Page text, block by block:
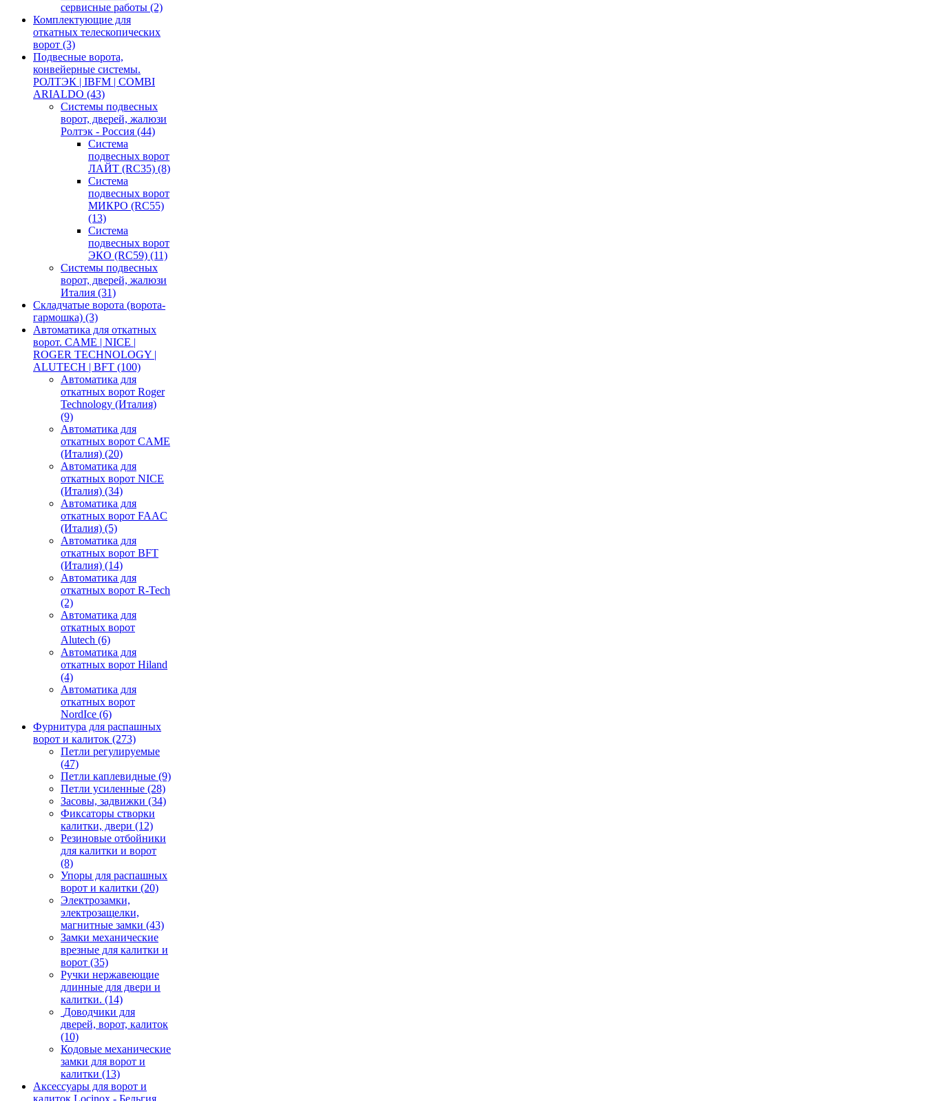
сервисные работы (2)
Комплектующие для
откатных телескопических
ворот (3)
Подвесные ворота,
конвейерные системы.
РОЛТЭК | IBFM | COMBI
ARIALDO (43)
Системы подвесных
ворот, дверей, жалюзи
Ролтэк - Россия (44)
Система
подвесных ворот
ЛАЙТ (RC35) (8)
Система
подвесных ворот
МИКРО (RC55)
(13)
Система
подвесных ворот
ЭКО (RC59) (11)
Системы подвесных
ворот, дверей, жалюзи
Италия (31)
Складчатые ворота (ворота-
гармошка) (3)
Автоматика для откатных
ворот. CAME | NICE |
ROGER TECHNOLOGY |
ALUTECH | BFT (100)
Автоматика для
откатных ворот Roger
Technology (Италия)
(9)
Автоматика для
откатных ворот CAME
(Италия) (20)
Автоматика для
откатных ворот NICE
(Италия) (34)
Автоматика для
откатных ворот FAAC
(Италия) (5)
Автоматика для
откатных ворот BFT
(Италия) (14)
Автоматика для
откатных ворот R-Tech
(2)
Автоматика для
откатных ворот
Alutech (6)
Автоматика для
откатных ворот Hiland
(4)
Автоматика для
откатных ворот
NordIce (6)
Фурнитура для распашных
ворот и калиток (273)
Петли регулируемые
(47)
Петли каплевидные (9)
Петли усиленные (28)
Засовы, задвижки (34)
Фиксаторы створки
калитки, двери (12)
Резиновые отбойники
для калитки и ворот
(8)
Упоры для распашных
ворот и калитки (20)
Электрозамки,
электрозащелки,
магнитные замки (43)
Замки механические
врезные для калитки и
ворот (35)
Ручки нержавеющие
длинные для двери и
калитки. (14)
Доводчики для
дверей, ворот, калиток
(10)
Кодовые механические
замки для ворот и
калитки (13)
Аксессуары для ворот и
калиток Locinox - Бельгия